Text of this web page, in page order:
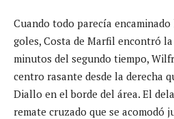
Cuando todo parecía
goles, Costa de Marfil encontró
minutos del segundo tiempo,
centro rasante desde la derecha
Diallo en el borde del área. El
remate cruzado que se acomodó